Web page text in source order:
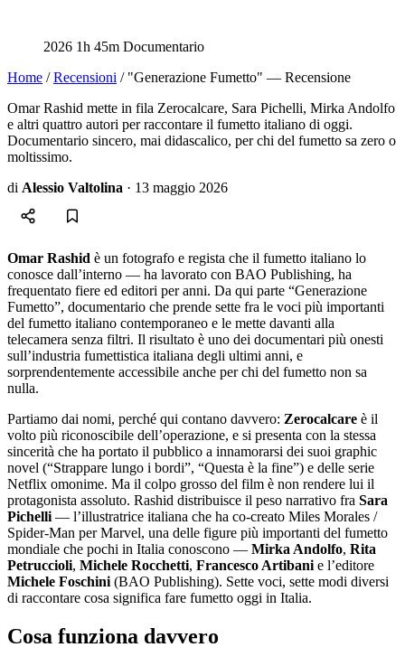
2026 1h 45m Documentario
Home / Recensioni / "Generazione Fumetto" — Recensione
Omar Rashid mette in fila Zerocalcare, Sara Pichelli, Mirka Andolfo
e altri quattro autori per raccontare il fumetto italiano di oggi.
Documentario sincero, mai didascalico, per chi del fumetto sa zero o
moltissimo.
di Alessio Valtolina · 13 maggio 2026
Omar Rashid è un fotografo e regista che il fumetto italiano lo
conosce dall’interno — ha lavorato con BAO Publishing, ha
frequentato fiere ed editori per anni. Da qui parte “Generazione
Fumetto”, documentario che prende sette fra le voci più importanti
del fumetto italiano contemporaneo e le mette davanti alla
telecamera senza filtri. Il risultato è uno dei documentari più onesti
sull’industria fumettistica italiana degli ultimi anni, e
sorprendentemente accessibile anche per chi del fumetto non sa
nulla.
Partiamo dai nomi, perché qui contano davvero: Zerocalcare è il
volto più riconoscibile dell’operazione, e si presenta con la stessa
sincerità che ha portato il pubblico a innamorarsi dei suoi graphic
novel (“Strappare lungo i bordi”, “Questa è la fine”) e delle serie
Netflix omonime. Ma il colpo grosso del film è non rendere lui il
protagonista assoluto. Rashid distribuisce il peso narrativo fra Sara
Pichelli— l’illustratrice italiana che ha co-creato Miles Morales /
Spider-Man per Marvel, una delle figure più importanti del fumetto
mondiale che pochi in Italia conoscono — Mirka Andolfo, Rita
Petruccioli, Michele Rocchetti, Francesco Artibanie l’editore
Michele Foschini(BAO Publishing). Sette voci, sette modi diversi
di raccontare cosa significa fare fumetto oggi in Italia.
Cosa funziona davvero